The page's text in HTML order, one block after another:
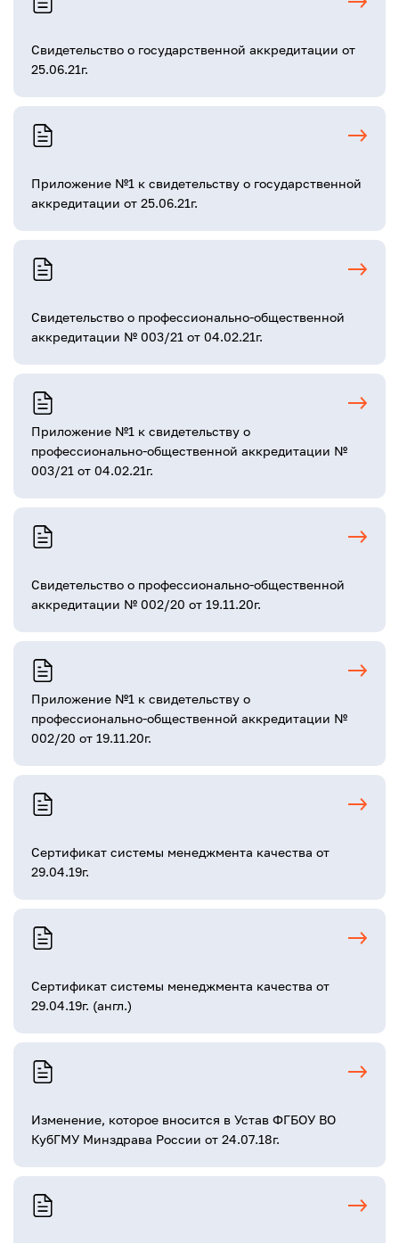
Свидетельство о государственной аккредитации от
25.06.21г.
Приложение №1 к свидетельству о государственной
аккредитации от 25.06.21г.
Свидетельство о профессионально-общественной
аккредитации № 003/21 от 04.02.21г.
Приложение №1 к свидетельству о
профессионально-общественной аккредитации №
003/21 от 04.02.21г.
Свидетельство о профессионально-общественной
аккредитации № 002/20 от 19.11.20г.
Приложение №1 к свидетельству о
профессионально-общественной аккредитации №
002/20 от 19.11.20г.
Сертификат системы менеджмента качества от
29.04.19г.
Сертификат системы менеджмента качества от
29.04.19г. (англ.)
Изменение, которое вносится в Устав ФГБОУ ВО
КубГМУ Минздрава России от 24.07.18г.